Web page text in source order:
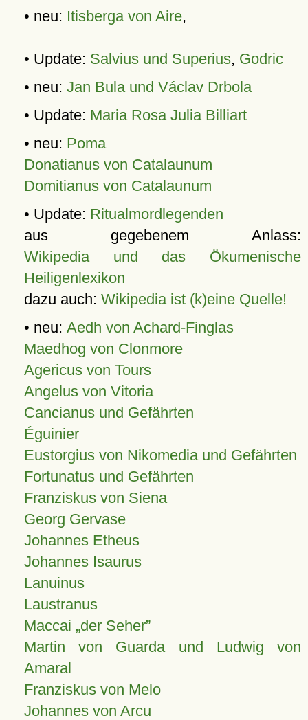
• neu: Itisberga von Aire,
• Update: Salvius und Superius, Godric
• neu: Jan Bula und Václav Drbola
• Update: Maria Rosa Julia Billiart
• neu: Poma
Donatianus von Catalaunum
Domitianus von Catalaunum
• Update: Ritualmordlegenden
aus gegebenem Anlass:
Wikipedia und das Ökumenische
Heiligenlexikon
dazu auch: Wikipedia ist (k)eine Quelle!
• neu: Aedh von Achard-Finglas
Maedhog von Clonmore
Agericus von Tours
Angelus von Vitoria
Cancianus und Gefährten
Éguinier
Eustorgius von Nikomedia und Gefährten
Fortunatus und Gefährten
Franziskus von Siena
Georg Gervase
Johannes Etheus
Johannes Isaurus
Lanuinus
Laustranus
Maccai „der Seher”
Martin von Guarda und Ludwig von
Amaral
Franziskus von Melo
Johannes von Arcu